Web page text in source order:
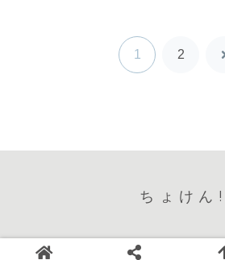
1 2
ちょけん!
© 2024 ちょけん!（